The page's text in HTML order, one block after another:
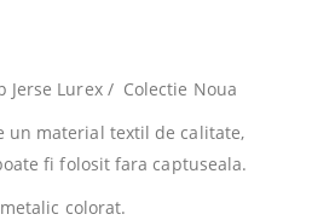
Jerse Lurex / Colectie Noua
un material textil de calitate,
fi folosit fara captuseala.
colorat.